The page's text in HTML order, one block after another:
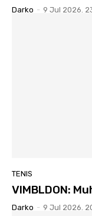
Darko - 9 Jul 2026.
TENIS
VIMBLDON:
Darko - 9 Jul 2026.